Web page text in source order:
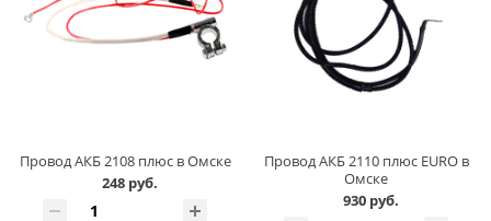
Провод АКБ 2108 плюс в Омске
248 руб.
Провод АКБ 2110 плюс EURO в
Омске
930 руб.